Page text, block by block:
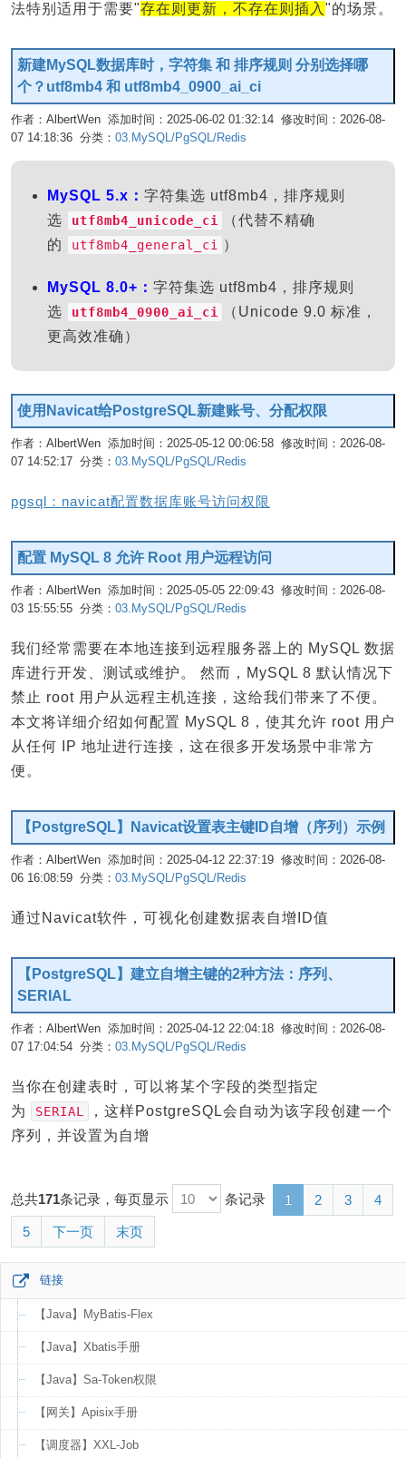
法特别适用于需要"存在则更新，不存在则插入 "的场景。
新建MySQL数据库时，字符集 和 排序规则 分别选择哪
个？utf8mb4 和 utf8mb4_0900_ai_ci
作者：AlbertWen 添加时间：2025-06-02 01:32:14 修改时间：2026-08-
07 14:18:36 分类： 03.MySQL/PgSQL/Redis
MySQL 5.x： 字符集选 utf8mb4，排序规则
选
utf8mb4_unicode_ci
（代替不精确
的
utf8mb4_general_ci ）
MySQL 8.0+： 字符集选 utf8mb4，排序规则
选
utf8mb4_0900_ai_ci
（Unicode 9.0 标准，
更高效准确）
使用Navicat给PostgreSQL新建账号、分配权限
作者：AlbertWen 添加时间：2025-05-12 00:06:58 修改时间：2026-08-
07 14:52:17 分类： 03.MySQL/PgSQL/Redis
pgsql：navicat配置数据库账号访问权限
配置 MySQL 8 允许 Root 用户远程访问
作者：AlbertWen 添加时间：2025-05-05 22:09:43 修改时间：2026-08-
03 15:55:55 分类： 03.MySQL/PgSQL/Redis
我们经常需要在本地连接到远程服务器上的 MySQL 数据
库进行开发、测试或维护。 然而，MySQL 8 默认情况下
禁止 root 用户从远程主机连接，这给我们带来了不便。
本文将详细介绍如何配置 MySQL 8，使其允许 root 用户
从任何 IP 地址进行连接，这在很多开发场景中非常方
便。
【PostgreSQL】Navicat设置表主键ID自增（序列）示例
作者：AlbertWen 添加时间：2025-04-12 22:37:19 修改时间：2026-08-
06 16:08:59 分类： 03.MySQL/PgSQL/Redis
通过Navicat软件，可视化创建数据表自增ID值
【PostgreSQL】建立自增主键的2种方法：序列、
SERIAL
作者：AlbertWen 添加时间：2025-04-12 22:04:18 修改时间：2026-08-
07 17:04:54 分类： 03.MySQL/PgSQL/Redis
当你在创建表时，可以将某个字段的类型指定
为
SERIAL
，这样PostgreSQL会自动为该字段创建一个
序列，并设置为自增
总共171条记录，每页显示 条记录 1 2 3 4
5 下一页 末页
链接
【Java】MyBatis-Flex
【Java】Xbatis手册
【Java】Sa-Token权限
【网关】Apisix手册
【调度器】XXL-Job